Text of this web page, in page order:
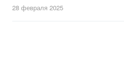
28 февраля 2025